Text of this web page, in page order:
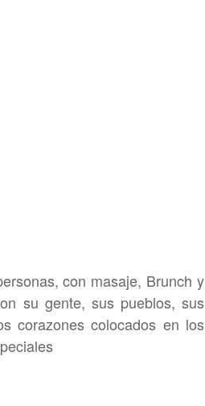
con masaje, Brunch y
su gente, sus pueblos, sus
corazones colocados en los